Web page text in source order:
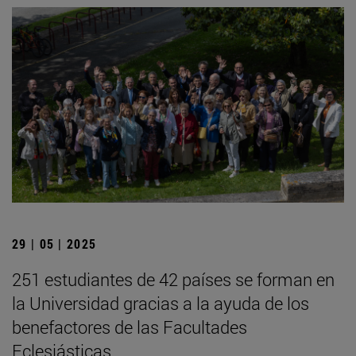
29 | 05 | 2025
251 estudiantes de 42 países se forman en
la Universidad gracias a la ayuda de los
benefactores de las Facultades
Eclesiásticas